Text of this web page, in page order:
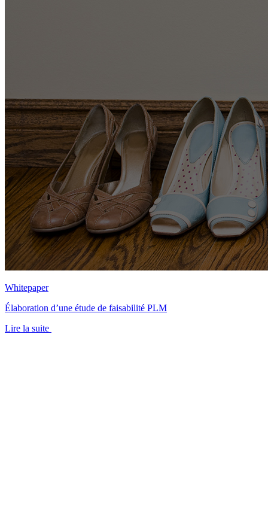
Whitepaper
Élaboration d’une étude de faisabilité PLM
Lire la suite